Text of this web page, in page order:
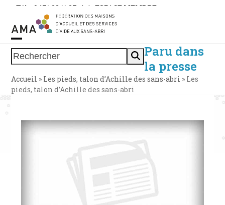
Skip
content
Tél. : 0471 38 11 37 | | ESPACE MEMBRE
Rechercher
Open
mobile
menu
Close
mobile
menu
Paru dans
la presse
Accueil » Les pieds, talon d’Achille des sans-abri » Les
pieds, talon d’Achille des sans-abri